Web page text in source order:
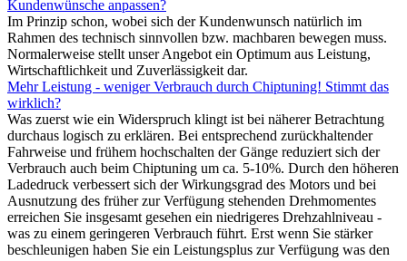
Kundenwünsche anpassen?
Im Prinzip schon, wobei sich der Kundenwunsch natürlich im
Rahmen des technisch sinnvollen bzw. machbaren bewegen muss.
Normalerweise stellt unser Angebot ein Optimum aus Leistung,
Wirtschaftlichkeit und Zuverlässigkeit dar.
Mehr Leistung - weniger Verbrauch durch Chiptuning! Stimmt das
wirklich?
Was zuerst wie ein Widerspruch klingt ist bei näherer Betrachtung
durchaus logisch zu erklären. Bei entsprechend zurückhaltender
Fahrweise und frühem hochschalten der Gänge reduziert sich der
Verbrauch auch beim Chiptuning um ca. 5-10%. Durch den höheren
Ladedruck verbessert sich der Wirkungsgrad des Motors und bei
Ausnutzung des früher zur Verfügung stehenden Drehmomentes
erreichen Sie insgesamt gesehen ein niedrigeres Drehzahlniveau -
was zu einem geringeren Verbrauch führt. Erst wenn Sie stärker
beschleunigen haben Sie ein Leistungsplus zur Verfügung was den